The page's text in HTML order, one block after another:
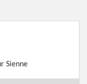
Sienne